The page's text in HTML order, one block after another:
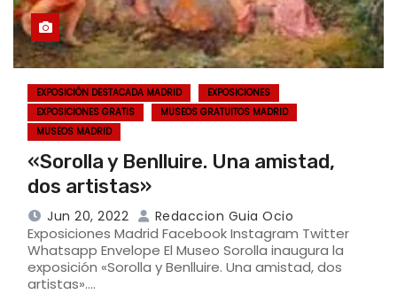
EXPOSICIÓN DESTACADA MADRID
EXPOSICIONES
EXPOSICIONES GRATIS
MUSEOS GRATUITOS MADRID
MUSEOS MADRID
«Sorolla y Benlluire. Una amistad,
dos artistas»
Jun 20, 2022 Redaccion Guia Ocio
Exposiciones Madrid Facebook Instagram Twitter
Whatsapp Envelope El Museo Sorolla inaugura la
exposición «Sorolla y Benlluire. Una amistad, dos
artistas».…